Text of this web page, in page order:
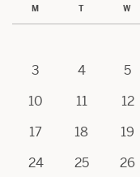
M T W
3
4 5
10
11 12
17
18 19
24
25 26